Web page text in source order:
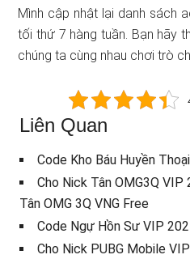
Mình cập nhật lại danh ѕách
tối thứ 7 hàng tuần. Bạn hãy
chúng ta cùnɡ nhau chơi trò
Liên Quan
Code Kho Báu Huyền
Cho Nick Tân OMG3Q
Tân OMG 3Q VNG Free
Code Ngự Hồn Sư VIP
Cho Nick PUBG Mobile